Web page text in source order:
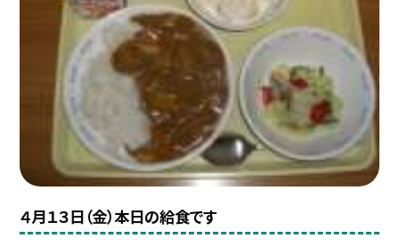
４月１３日（金）本日の給食です